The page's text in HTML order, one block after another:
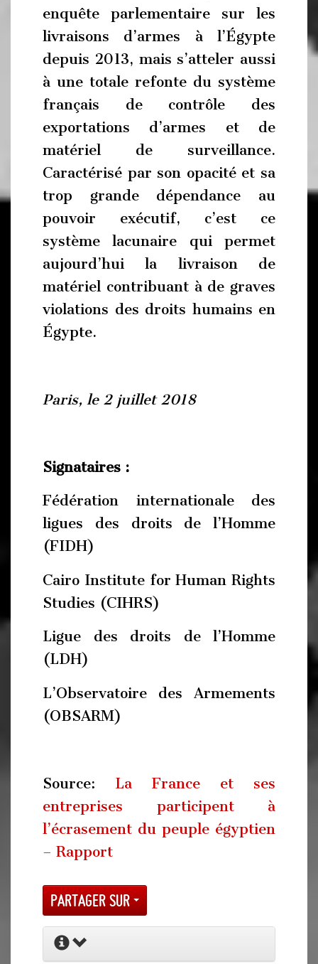
enquête parlementaire sur les
livraisons d’armes à l’Égypte
depuis 2013, mais s’atteler aussi
à une totale refonte du système
français de contrôle des
exportations d’armes et de
matériel de surveillance.
Caractérisé par son opacité et sa
trop grande dépendance au
pouvoir exécutif, c’est ce
système lacunaire qui permet
aujourd’hui la livraison de
matériel contribuant à de graves
violations des droits humains en
Égypte.
Paris, le 2 juillet 2018
Signataires :
Fédération internationale des
ligues des droits de l’Homme
(FIDH)
Cairo Institute for Human Rights
Studies (CIHRS)
Ligue des droits de l’Homme
(LDH)
L’Observatoire des Armements
(OBSARM)
Source: La France et ses
entreprises participent à
l’écrasement du peuple égyptien
– Rapport
Partager sur